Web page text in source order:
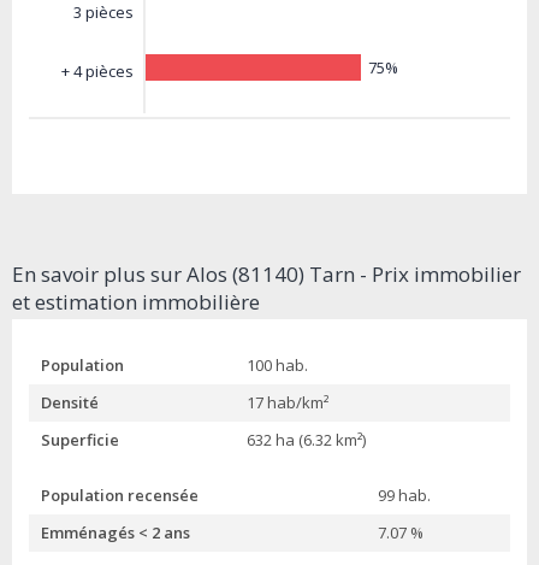
3 pièces
+ 4 pièces 75%
En savoir plus sur Alos (81140) Tarn - Prix immobilier
et estimation immobilière
Population
100 hab.
Densité
17 hab/km²
Superficie
632 ha (6.32 km²)
Population recensée
99 hab.
Emménagés < 2 ans
7.07 %